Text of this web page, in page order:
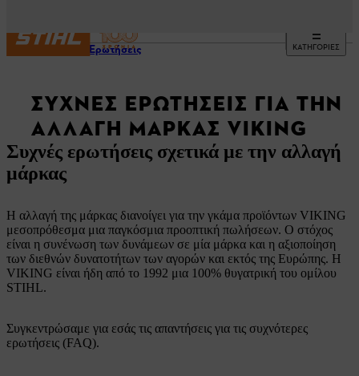
ΚΑΤΗΓΟΡΙΕΣ
Συχνές Ερωτήσεις
ΣΥΧΝΈΣ ΕΡΩΤΉΣΕΙΣ ΓΙΑ ΤΗΝ
ΑΛΛΑΓΉ ΜΆΡΚΑΣ VIKING
Συχνές ερωτήσεις σχετικά με την αλλαγή
μάρκας
Η αλλαγή της μάρκας διανοίγει για την γκάμα προϊόντων VIKING
μεσοπρόθεσμα μια παγκόσμια προοπτική πωλήσεων. Ο στόχος
είναι η συνένωση των δυνάμεων σε μία μάρκα και η αξιοποίηση
των διεθνών δυνατοτήτων των αγορών και εκτός της Ευρώπης. Η
VIKING είναι ήδη από το 1992 μια 100% θυγατρική του ομίλου
STIHL.
Συγκεντρώσαμε για εσάς τις απαντήσεις για τις συχνότερες
ερωτήσεις (FAQ).